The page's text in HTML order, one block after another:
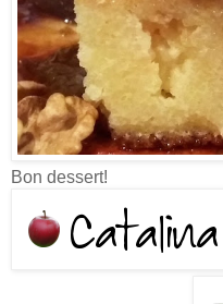
Bon dessert!